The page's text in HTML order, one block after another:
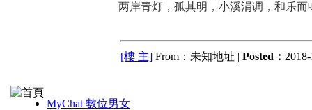
两岸青灯，孤其明，小溪涓调，和乐
[樓 主] From：未知地址 | Posted：
MyChat 數位男女